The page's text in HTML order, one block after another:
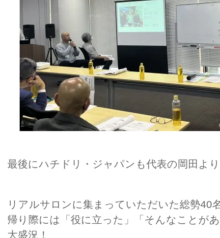
最後にハチドリ・ジャパンも代表の岡田よ
リアルサロンに集まっていただいた総勢40
帰り際には「役に立った」「そんなことが
大盛況！